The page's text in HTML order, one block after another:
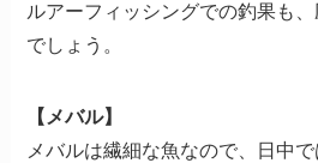
ルアーフィッシングでの釣果も
でしょう。
【メバル】
メバルは繊細な魚なので、日中